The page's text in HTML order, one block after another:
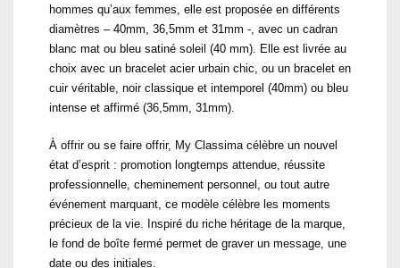
hommes qu’aux femmes, elle est proposée en différents
diamètres – 40mm, 36,5mm et 31mm -, avec un cadran
blanc mat ou bleu satiné soleil (40 mm). Elle est livrée au
choix avec un bracelet acier urbain chic, ou un bracelet en
cuir véritable, noir classique et intemporel (40mm) ou bleu
intense et affirmé (36,5mm, 31mm).
À offrir ou se faire offrir, My Classima célèbre un nouvel
état d’esprit : promotion longtemps attendue, réussite
professionnelle, cheminement personnel, ou tout autre
événement marquant, ce modèle célèbre les moments
précieux de la vie. Inspiré du riche héritage de la marque,
le fond de boîte fermé permet de graver un message, une
date ou des initiales.